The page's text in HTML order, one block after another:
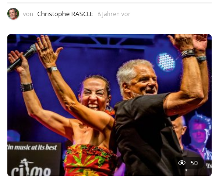
von Christophe RASCLE 8 Jahren vor
50